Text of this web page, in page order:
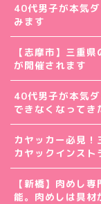
40代男子が本気
みます
【志摩市】三重
が開催されます
40代男子が本気
できなくなってき
カヤッカー必見！
カヤックインスト
【新橋】肉めし
能。肉めしは具材